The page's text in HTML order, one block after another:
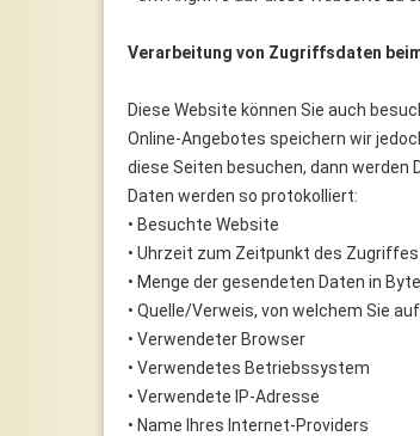
Verarbeitung von Zugriffsdaten
Diese Website können Sie auch
Online-Angebotes speichern wir
diese Seiten besuchen, dann werden
Daten werden so protokolliert:
• Besuchte Website
• Uhrzeit zum Zeitpunkt des Zugriffes
• Menge der gesendeten Daten in Byte
• Quelle/Verweis, von welchem Sie
• Verwendeter Browser
• Verwendetes Betriebssystem
• Verwendete IP-Adresse
• Name Ihres Internet-Providers